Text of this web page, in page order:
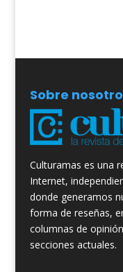
Sobre
Culturamas es una
Internet,
donde generamos
forma de reseñas,
columnas de
secciones actuales.